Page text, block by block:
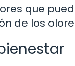
que
de los